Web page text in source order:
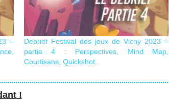
–
Debrief Festival des jeux de Vichy 2023 –
partie 4 : Perspectives, Mind Map,
Courtisans, Quickshot..
!